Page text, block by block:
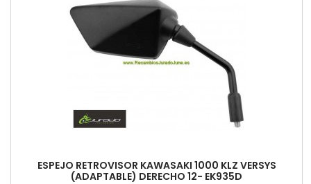
ESPEJO RETROVISOR KAWASAKI 1000 KLZ VERSYS
(ADAPTABLE) DERECHO 12- EK935D